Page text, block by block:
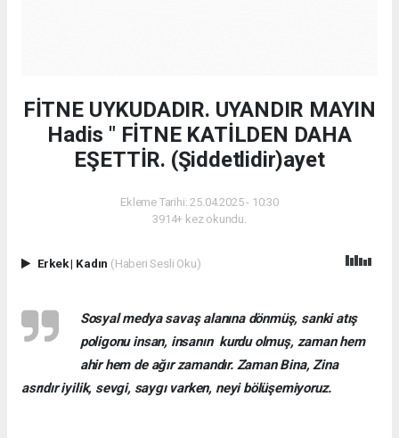
FİTNE UYKUDADIR. UYANDIR MAYIN
Hadis " FİTNE KATİLDEN DAHA
EŞETTİR. (Şiddetlidir)ayet
Ekleme Tarihi: 25.04.2025 - 10:30
3914+ kez okundu.
Erkek| Kadın (Haberi Sesli Oku)
Sosyal medya savaş alanına dönmüş, sanki atış
poligonu insan, insanın kurdu olmuş, zaman hem
ahir hem de ağır zamandır. Zaman Bina, Zina
asrıdır iyilik, sevgi, saygı varken, neyi bölüşemiyoruz.